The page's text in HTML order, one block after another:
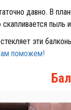
давно. В
пыль и
эти
поможем!